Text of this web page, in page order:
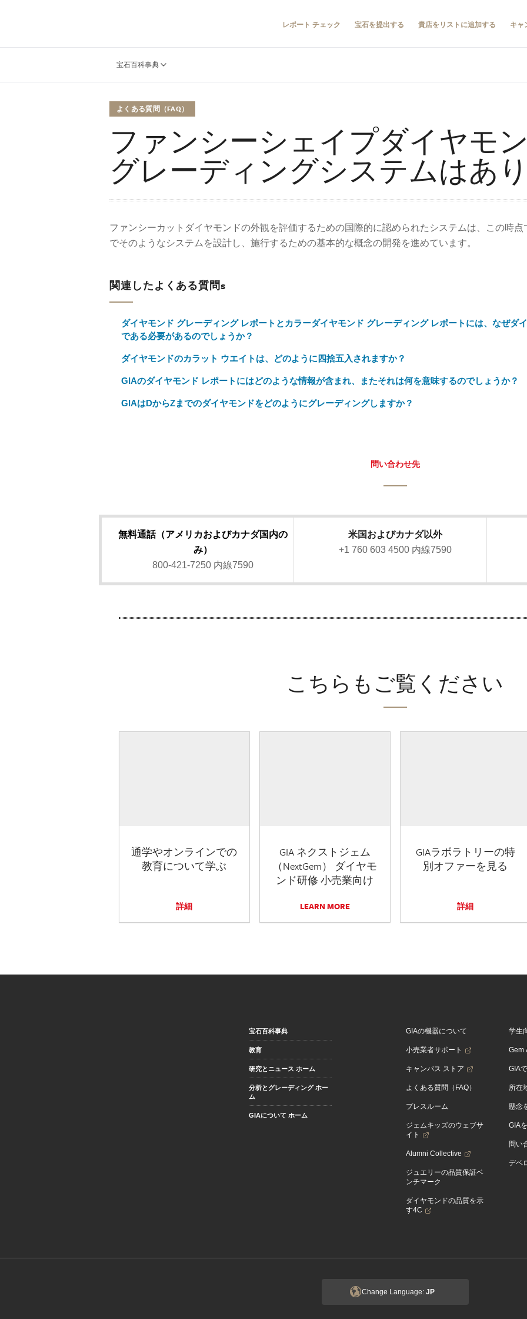
レポート チェック 宝石を提出する 貴店をリストに追加する キャ
宝石百科事典
よくある質問（FAQ）
ファンシーシェイプダイヤモ
グレーディングシステムはあ
ファンシーカットダイヤモンドの外観を評価するための国際的に認められたシステムは、この時
でそのようなシステムを設計し、施行するための基本的な概念の開発を進めています。
関連したよくある質問s
ダイヤモンド グレーディング レポートとカラーダイヤモンド グレーディング レポートには、なぜダ
である必要があるのでしょうか？
ダイヤモンドのカラット ウエイトは、どのように四捨五入されますか？
GIAのダイヤモンド レポートにはどのような情報が含まれ、またそれは何を意味するのでしょうか？
GIAはDからZまでのダイヤモンドをどのようにグレーディングしますか？
問い合わせ先
無料通話（アメリカおよびカナダ国内の
み）
800-421-7250 内線7590
米国およびカナダ以外
+1 760 603 4500 内線7590
こちらもご覧ください
通学やオンラインでの
教育について学ぶ
詳細
GIA ネクストジェム
（NextGem） ダイヤモ
ンド研修 小売業向け
LEARN MORE
GIAラボラトリーの特
別オファーを見る
詳細
宝石百科事典
教育
研究とニュース ホーム
分析とグレーディング ホー
ム
GIAについて ホーム
GIAの機器について
小売業者サポート
キャンパス ストア
よくある質問（FAQ）
プレスルーム
ジェムキッズのウェブサ
イト
Alumni Collective
ジュエリーの品質保証ベ
ンチマーク
ダイヤモンドの品質を示
す4C
学生
Gem
GIA
所在
懸念
GIA
問い
デベ
Change Language: JP